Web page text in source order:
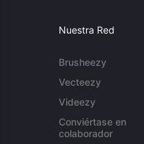
Nuestra Red
Brusheezy
Vecteezy
Videezy
Conviértase en
colaborador